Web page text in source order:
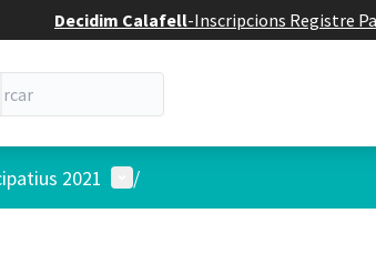
Decidim Calafell-Inscripcions Registre
2021 Menú d'usuari
/